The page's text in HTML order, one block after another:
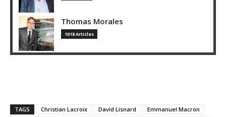
Thomas Morales
1018 Articles
TAGS Christian Lacroix David Lisnard
Emmanuel Macron